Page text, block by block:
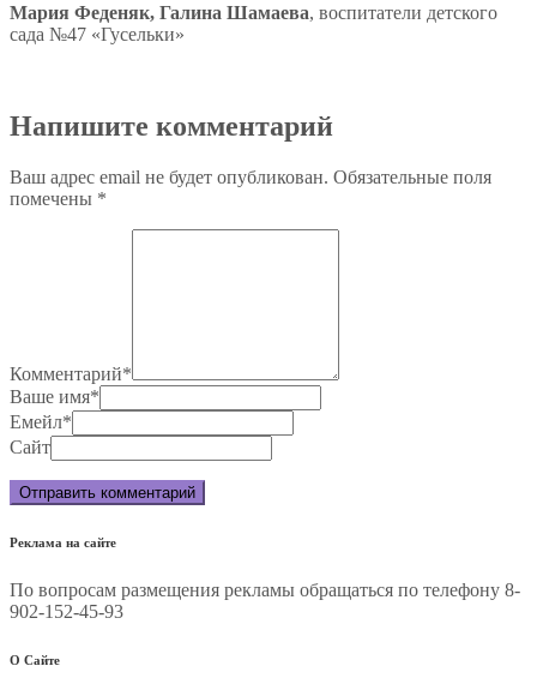
Мария Феденяк, Галина Шамаева, воспитатели детского
сада №47 «Гусельки»
Напишите комментарий
Ваш адрес email не будет опубликован. Обязательные поля
помечены *
Комментарий*
Ваше имя*
Емейл*
Сайт
Реклама на сайте
По вопросам размещения рекламы обращаться по телефону 8-
902-152-45-93
О Сайте